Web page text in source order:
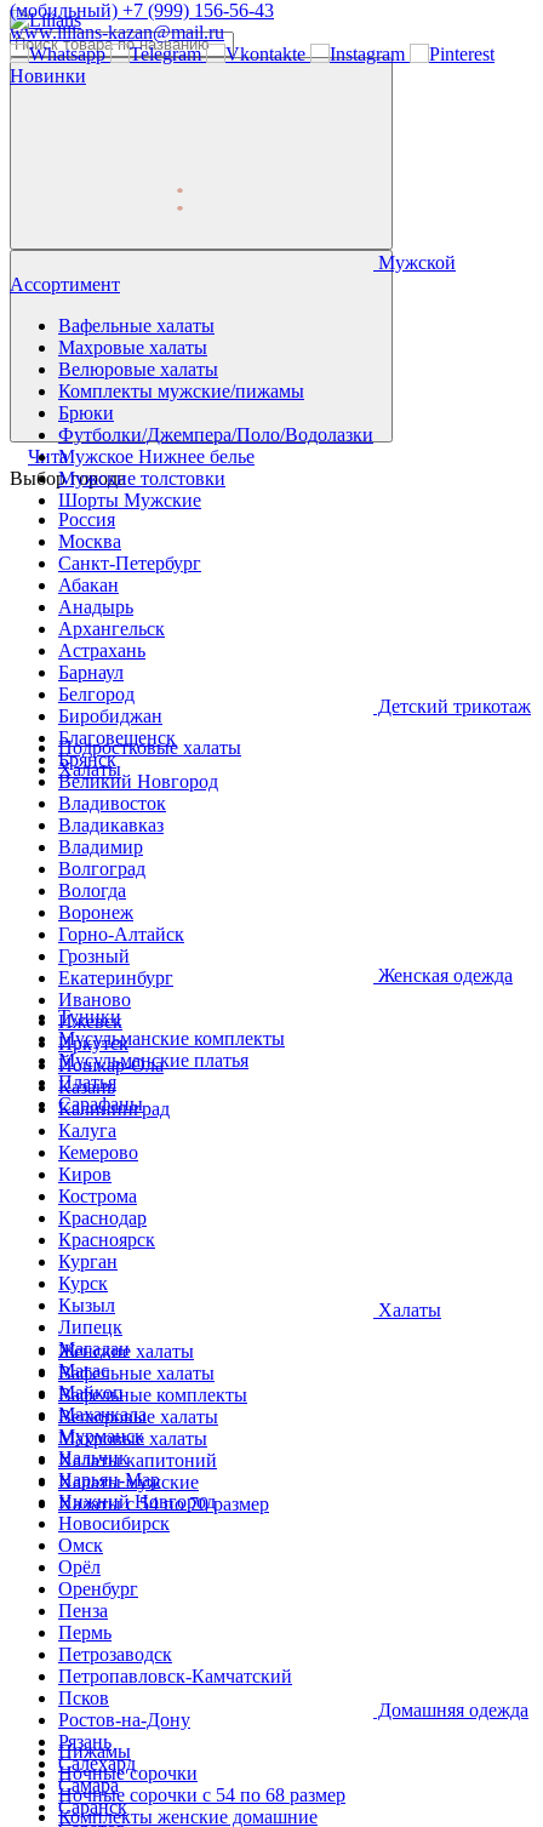
Чита
Выбор города
Россия
Москва
Санкт-Петербург
Абакан
Анадырь
Архангельск
Астрахань
Барнаул
Белгород
Биробиджан
Благовещенск
Брянск
Великий Новгород
Владивосток
Владикавказ
Владимир
Волгоград
Вологда
Воронеж
Горно-Алтайск
Грозный
Екатеринбург
Иваново
Ижевск
Иркутск
Йошкар-Ола
Казань
Калининград
Калуга
Кемерово
Киров
Кострома
Краснодар
Красноярск
Курган
Курск
Кызыл
Липецк
Магадан
Магас
Майкоп
Махачкала
Мурманск
Нальчик
Нарьян-Мар
Нижний Новгород
Новосибирск
Омск
Орёл
Оренбург
Пенза
Пермь
Петрозаводск
Петропавловск-Камчатский
Псков
Ростов-на-Дону
Рязань
Салехард
Самара
Саранск
(мобильный) +7 (999) 156-56-43
www.lilians-kazan@mail.ru
Новинки
Мужской
Ассортимент
Вафельные халаты
Махровые халаты
Велюровые халаты
Комплекты мужские/пижамы
Брюки
Футболки/Джемпера/Поло/Водолазки
Мужское Нижнее белье
Мужские толстовки
Шорты Мужские
Детcкий трикотаж
Подростковые халаты
Халаты
Женская одежда
Туники
Мусульманские комплекты
Мусульманские платья
Платья
Сарафаны
Халаты
Женские халаты
Вафельные халаты
Вафельные комплекты
Велюровые халаты
Махровые халаты
Халаты капитоний
Халаты мужские
Халаты с 54 по 70 размер
Домашняя одежда
Пижамы
Ночные сорочки
Ночные сорочки с 54 по 68 размер
Комплекты женские домашние